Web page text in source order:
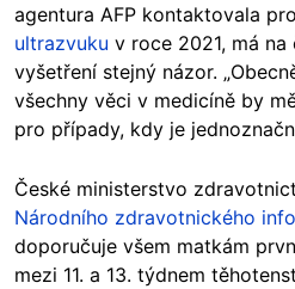
agentura AFP kontaktovala
ultrazvuku v roce 2021, má
vyšetření stejný názor.
všechny věci v medicíně by
pro případy, kdy je
České ministerstvo
Národního zdravotnického
doporučuje všem matkám
mezi 11. a 13. týdnem